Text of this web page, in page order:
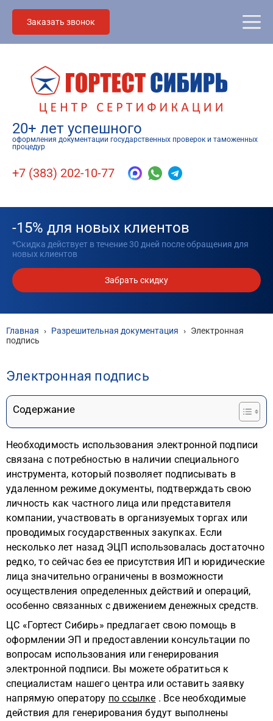
Заказать звонок
20+ лет успешного
оформления документации государственных проверок и таможенных
процедур
+7 (383) 202-10-77
-15% для новых клиентов
*Скидка действует в течение 30 дней после обращения для
новых клиентов
Забрать скидку
Главная › Разрешительная документация › Электронная
подпись
Электронная подпись
Содержание
Необходимость использования электронной подписи
связана с потребностью в наличии специального
инструмента, который позволяет подписывать в
удаленном режиме документы, подтверждать свою
личность как частного лица или представителя
компании, участвовать в организуемых торгах или
проводимых государственных закупках. Если
несколько лет назад ЭЦП использовалась достаточно
редко, то сейчас без ее присутствия ИП и юридические
лица значительно ограничены в возможности
осуществления определенных действий и операций,
особенно связанных с движением денежных средств.
ЦС «Гортест Сибирь» предлагает свою помощь в
оформлении ЭП и предоставлении консультации по
вопросам использования или генерирования
электронной подписи. Вы можете обратиться к
специалистам нашего центра или оставить заявку
напрямую оператору по ссылке . Все необходимые
действия для генерирования будут выполнены